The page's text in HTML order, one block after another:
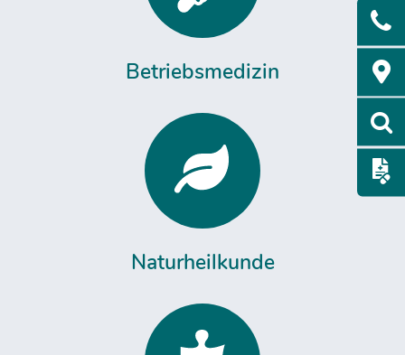
Betriebsmedizin
Naturheilkunde